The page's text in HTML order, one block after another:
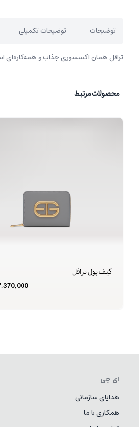
توضیحات توضیحات تکمیلی
ترافل همان اکسسوری جذاب و همه‌کاره‌ای
محصولات مرتبط
کیف پول ترافل
ای جی
هدایای سازمانی
همکاری با ما